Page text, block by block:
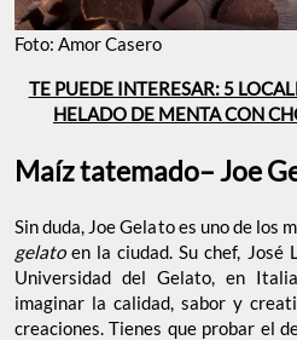
Foto: Amor Casero
TE PUEDE INTERESAR: 5
HELADO DE MENTA CON
Maíz tatemado– Joe
Sin duda, Joe Gelato es uno de los
gelatoen la ciudad. Su chef, José
Universidad del Gelato, en
imaginar la calidad, sabor y
creaciones. Tienes que probar el